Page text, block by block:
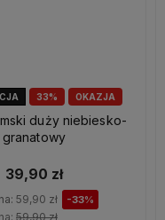
33% OKAZJA
duży niebiesko-
granatowy
39,90 zł
59,90 zł -33%
59,90 zł